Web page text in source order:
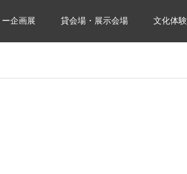
企画展 貸会場・展示会場 文化体験